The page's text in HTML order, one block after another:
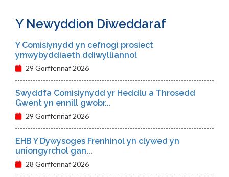
Y Newyddion Diweddaraf
Y Comisiynydd yn cefnogi prosiect
ymwybyddiaeth ddiwylliannol
29 Gorffennaf 2026
Swyddfa Comisiynydd yr Heddlu a Throsedd
Gwent yn ennill gwobr...
29 Gorffennaf 2026
EHB Y Dywysoges Frenhinol yn clywed yn
uniongyrchol gan...
28 Gorffennaf 2026